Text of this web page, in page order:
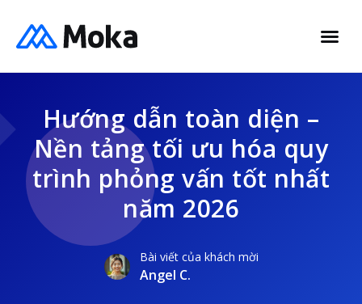
Hướng dẫn toàn diện –
Nền tảng tối ưu hóa quy
trình phỏng vấn tốt nhất
năm 2026
Bài viết của khách mời
Angel C.